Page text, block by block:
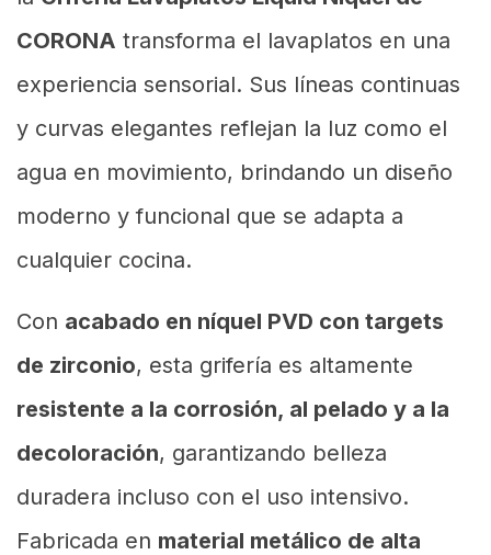
CORONA transforma el lavaplatos en una
experiencia sensorial. Sus líneas continuas
y curvas elegantes reflejan la luz como el
agua en movimiento, brindando un diseño
moderno y funcional que se adapta a
cualquier cocina.
Con acabado en níquel PVD con targets
de zirconio, esta grifería es altamente
resistente a la corrosión, al pelado y a la
decoloración, garantizando belleza
duradera incluso con el uso intensivo.
Fabricada en material metálico de alta